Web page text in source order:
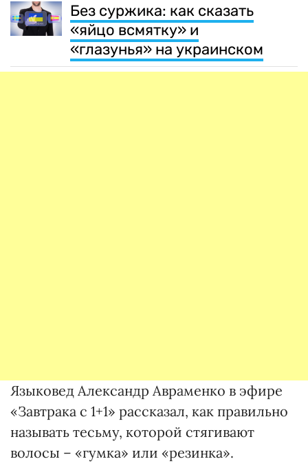
Без суржика: как сказать
«яйцо всмятку» и
«глазунья» на украинском
Языковед Александр Авраменко в эфире
«Завтрака с 1+1» рассказал, как правильно
называть тесьму, которой стягивают
волосы – «гумка» или «резинка».